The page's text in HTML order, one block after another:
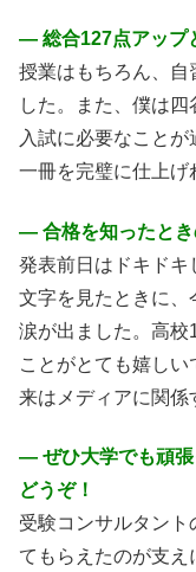
― 総合127点アップ
授業はもちろん、自
した。また、僕は四
入試に必要なこと
一冊を完璧に仕上げ
― 合格を知ったとき
発表前日はドキドキ
文字を見たときに、
涙が出ました。高校
ことがとても嬉し
来はメディアに関係
― ぜひ大学でも頑張
どうぞ！
受験コンサルタント
てもらえたのが支え